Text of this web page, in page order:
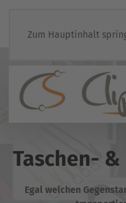
Zum Hauptinhalt
Taschen-
Egal welchen